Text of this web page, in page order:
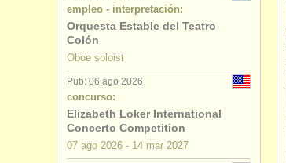
empleo - interpretación:
Orquesta Estable del Teatro
Colón
Oboe soloist
Pub: 06 ago 2026
concurso:
Elizabeth Loker International
Concerto Competition
07 ago 2026 - 14 mar 2027